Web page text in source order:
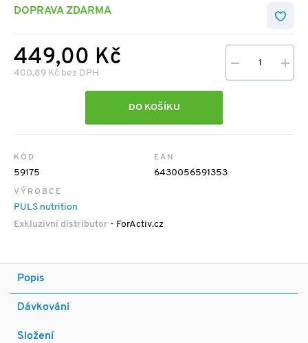
DOPRAVA ZDARMA
449,00 Kč
400,89 Kč bez DPH
DO KOŠÍKU
KÓD
59175
EAN
6430056591353
VÝROBCE
PULS nutrition
Exkluzivní distributor - ForActiv.cz
Popis
Dávkování
Složení